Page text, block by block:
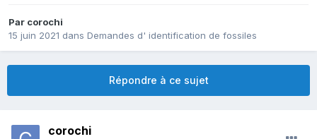
Par corochi
15 juin 2021 dans Demandes d' identification de fossiles
Répondre à ce sujet
corochi